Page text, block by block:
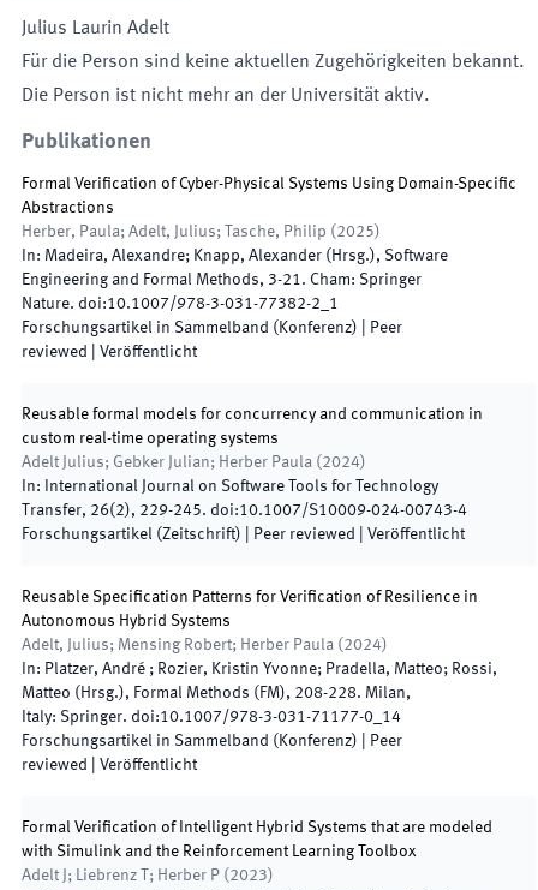
Julius Laurin Adelt
Für die Person sind keine aktuellen Zugehörigkeiten bekannt.
Die Person ist nicht mehr an der Universität aktiv.
Publikationen
Formal Verification of Cyber-Physical Systems Using Domain-Specific
Abstractions
Herber, Paula; Adelt, Julius; Tasche, Philip ( 2025)
In: Madeira, Alexandre; Knapp, Alexander ( Hrsg.), Software
Engineering and Formal Methods, 3-21. Cham: Springer
Nature. doi:10.1007/978-3-031-77382-2_1
Forschungsartikel in Sammelband (Konferenz) | Peer
reviewed
Veröffentlicht
Reusable formal models for concurrency and communication in
custom real-time operating systems
Adelt Julius; Gebker Julian; Herber Paula ( 2024)
In:
International Journal on Software Tools for Technology
Transfer, 26(2), 229-245. doi:10.1007/S10009-024-00743-4
Forschungsartikel (Zeitschrift) | Peer reviewed Veröffentlicht
Reusable Specification Patterns for Verification of Resilience in
Autonomous Hybrid Systems
Adelt, Julius; Mensing Robert; Herber Paula ( 2024)
In: Platzer, André ; Rozier, Kristin Yvonne; Pradella, Matteo; Rossi,
Matteo ( Hrsg.), Formal Methods (FM), 208-228. Milan,
Italy: Springer. doi:10.1007/978-3-031-71177-0_14
Forschungsartikel in Sammelband (Konferenz) | Peer
reviewed
Veröffentlicht
Formal Verification of Intelligent Hybrid Systems that are modeled
with Simulink and the Reinforcement Learning Toolbox
Adelt J; Liebrenz T; Herber P ( 2023)